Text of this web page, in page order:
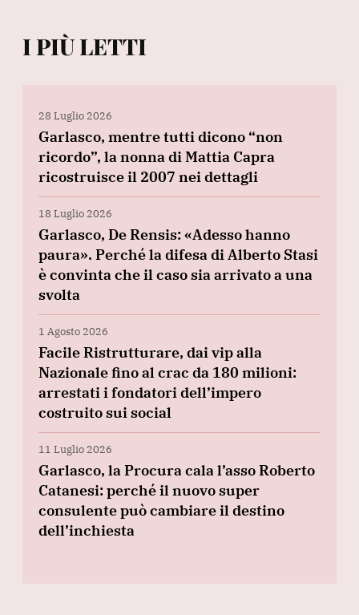
I PIÙ LETTI
28 Luglio 2026
Garlasco, mentre tutti dicono “non
ricordo”, la nonna di Mattia Capra
ricostruisce il 2007 nei dettagli
18 Luglio 2026
Garlasco, De Rensis: «Adesso hanno
paura». Perché la difesa di Alberto Stasi
è convinta che il caso sia arrivato a una
svolta
1 Agosto 2026
Facile Ristrutturare, dai vip alla
Nazionale fino al crac da 180 milioni:
arrestati i fondatori dell’impero
costruito sui social
11 Luglio 2026
Garlasco, la Procura cala l’asso Roberto
Catanesi: perché il nuovo super
consulente può cambiare il destino
dell’inchiesta